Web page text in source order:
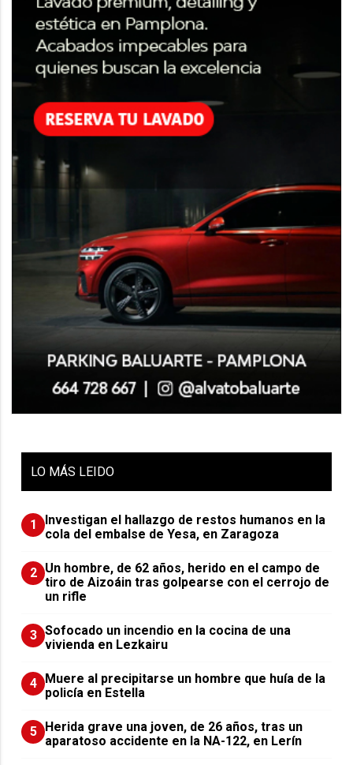
LO MÁS LEIDO
1
Investigan el hallazgo de restos humanos en la
cola del embalse de Yesa, en Zaragoza
2 Un hombre, de 62 años, herido en el campo de
tiro de Aizoáin tras golpearse con el cerrojo de
un rifle
3 Sofocado un incendio en la cocina de una
vivienda en Lezkairu
4 Muere al precipitarse un hombre que huía de la
policía en Estella
5 Herida grave una joven, de 26 años, tras un
aparatoso accidente en la NA-122, en Lerín